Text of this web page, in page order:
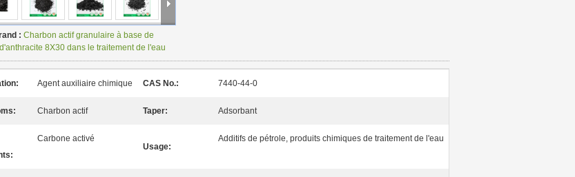
: Charbon actif granulaire à base de
8X30 dans le traitement de l'eau
Agent auxiliaire chimique CAS No.: 7440-44-0
Charbon actif Taper: Adsorbant
Carbone activé
Usage:
Additifs de pétrole, produits chimiques de traitement de l'eau